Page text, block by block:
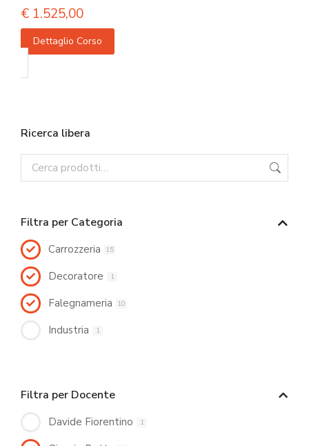
€ 1.525,00
Dettaglio Corso
Ricerca libera
Filtra per Categoria
Carrozzeria 15
Decoratore 1
Falegnameria 10
Industria 1
Filtra per Docente
Davide Fiorentino 1